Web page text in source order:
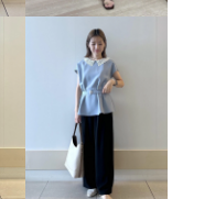
と感 きれいめ
ないアクセント
ーパンツ